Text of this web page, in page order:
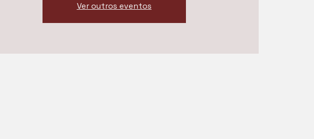
Ver outros eventos